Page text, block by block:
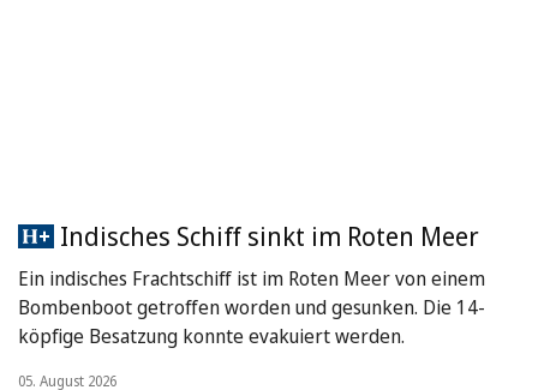
Indisches Schiff sinkt im Roten Meer
Ein indisches Frachtschiff ist im Roten Meer von einem
Bombenboot getroffen worden und gesunken. Die 14-
köpfige Besatzung konnte evakuiert werden.
05. August 2026